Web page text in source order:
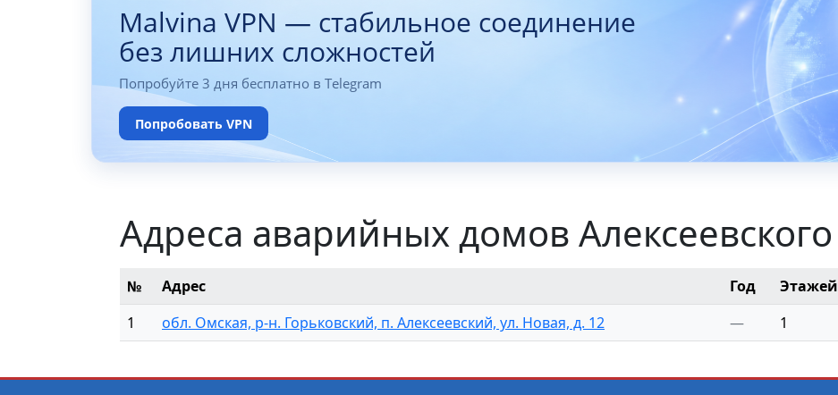
Malvina VPN — стабильное соединение
без лишних сложностей
Попробуйте 3 дня бесплатно в Telegram
Попробовать VPN
Адреса аварийных домов Алексеевского
№ Адрес Год Этажей
1
обл. Омская, р-н. Горьковский, п. Алексеевский, ул. Новая, д. 12 — 1